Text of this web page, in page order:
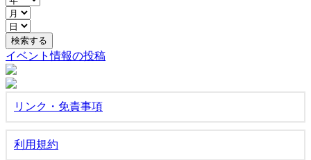
イベント情報の投稿
リンク・免責事項
利用規約